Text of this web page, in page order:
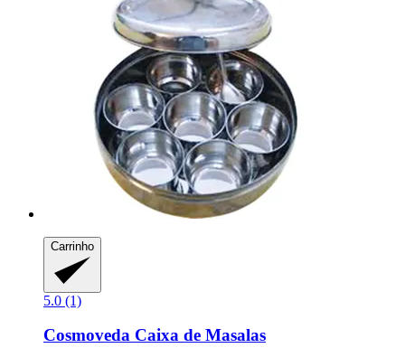
Carrinho
5.0 (1)
Cosmoveda Caixa de Masalas